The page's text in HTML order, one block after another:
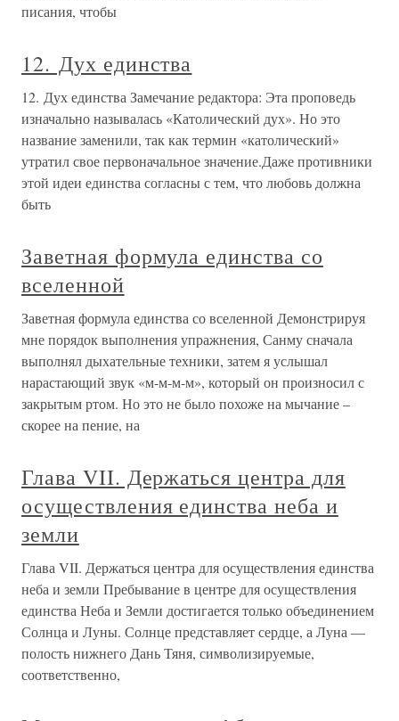
писания, чтобы
12. Дух единства
12. Дух единства Замечание редактора: Эта проповедь
изначально называлась «Католический дух». Но это
название заменили, так как термин «католический»
утратил свое первоначальное значение.Даже противники
этой идеи единства согласны с тем, что любовь должна
быть
Заветная формула единства со
вселенной
Заветная формула единства со вселенной Демонстрируя
мне порядок выполнения упражнения, Санму сначала
выполнял дыхательные техники, затем я услышал
нарастающий звук «м-м-м-м», который он произносил с
закрытым ртом. Но это не было похоже на мычание –
скорее на пение, на
Глава VII. Держаться центра для
осуществления единства неба и
земли
Глава VII. Держаться центра для осуществления единства
неба и земли Пребывание в центре для осуществления
единства Неба и Земли достигается только объединением
Солнца и Луны. Солнце представляет сердце, а Луна —
полость нижнего Дань Тяня, символизируемые,
соответственно,